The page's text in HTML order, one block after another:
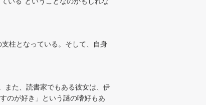
柱となっている。そして、自身
また、読書家でもある彼女は、伊
のが好き」という謎の嗜好もあ